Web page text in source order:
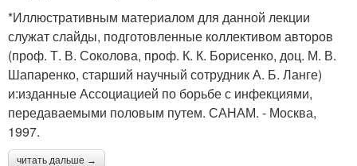
*Иллюстративным материалом для данной лекции
служат слайды, подготовленные коллективом авторов
(проф. Т. В. Соколова, проф. К. К. Борисенко, доц. М. В.
Шапаренко, старший научный сотрудник А. Б. Ланге)
и:изданные Ассоциацией по борьбе с инфекциями,
передаваемыми половым путем. САНАМ. - Москва,
1997.
читать дальше →